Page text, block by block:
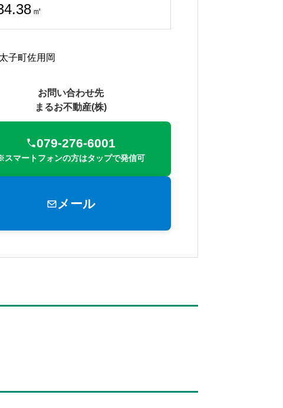
㎡
子町佐用岡
お問い合わせ先
まるお不動産(株)
079-276-6001
スマートフォンの方はタップで発信可
メール